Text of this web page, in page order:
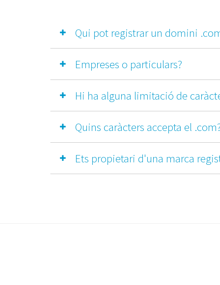
Qui pot registrar un domini
Empreses o particulars?
Hi ha alguna limitació de
Quins caràcters accepta el
Ets propietari d'una marca